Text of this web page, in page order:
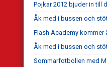
Pojkar 2012 bjuder in till
Åk med i bussen och
Flash Academy kommer
Åk med i bussen och
Sommarfotbollen med